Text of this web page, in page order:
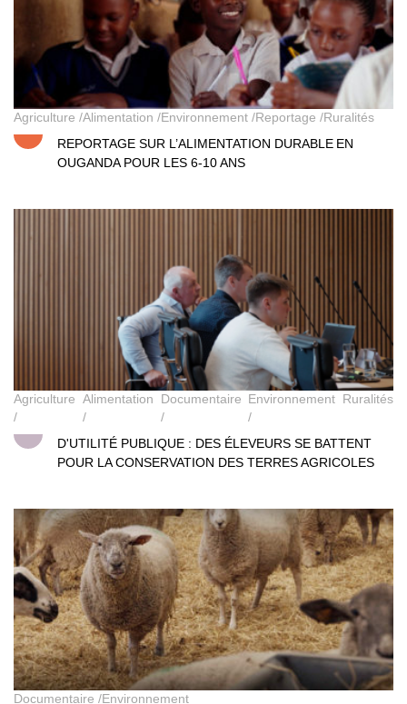
Agriculture Alimentation Environnement Reportage Ruralités
REPORTAGE SUR L’ALIMENTATION DURABLE EN
OUGANDA POUR LES 6-10 ANS
Agriculture Alimentation Documentaire Environnement Ruralités
D'UTILITÉ PUBLIQUE : DES ÉLEVEURS SE BATTENT
POUR LA CONSERVATION DES TERRES AGRICOLES
Lambert et les autres
Documentaire Environnement